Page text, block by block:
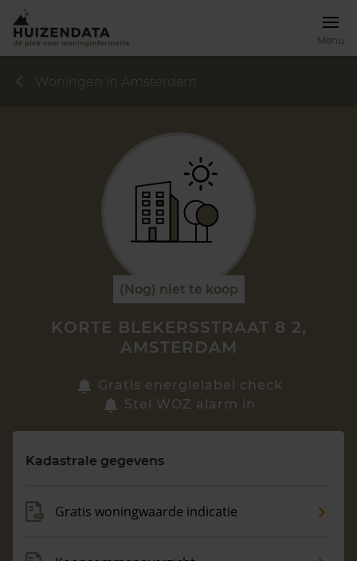
Menu
Vragen? Neem contact met ons op
088 220 4200
Woningen in Amsterdam
(Nog) niet te koop
KORTE BLEKERSSTRAAT 8 2,
AMSTERDAM
Gratis energielabel check
Stel WOZ alarm in
Kadastrale gegevens
Gratis woningwaarde indicatie